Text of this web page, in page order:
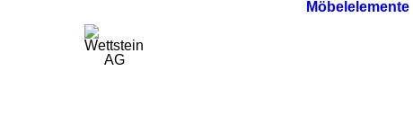
Möbelelemente